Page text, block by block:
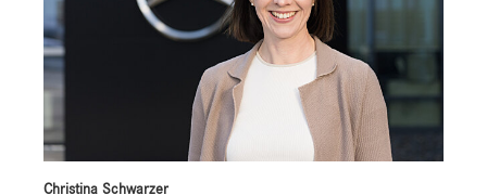
Christina Schwarzer